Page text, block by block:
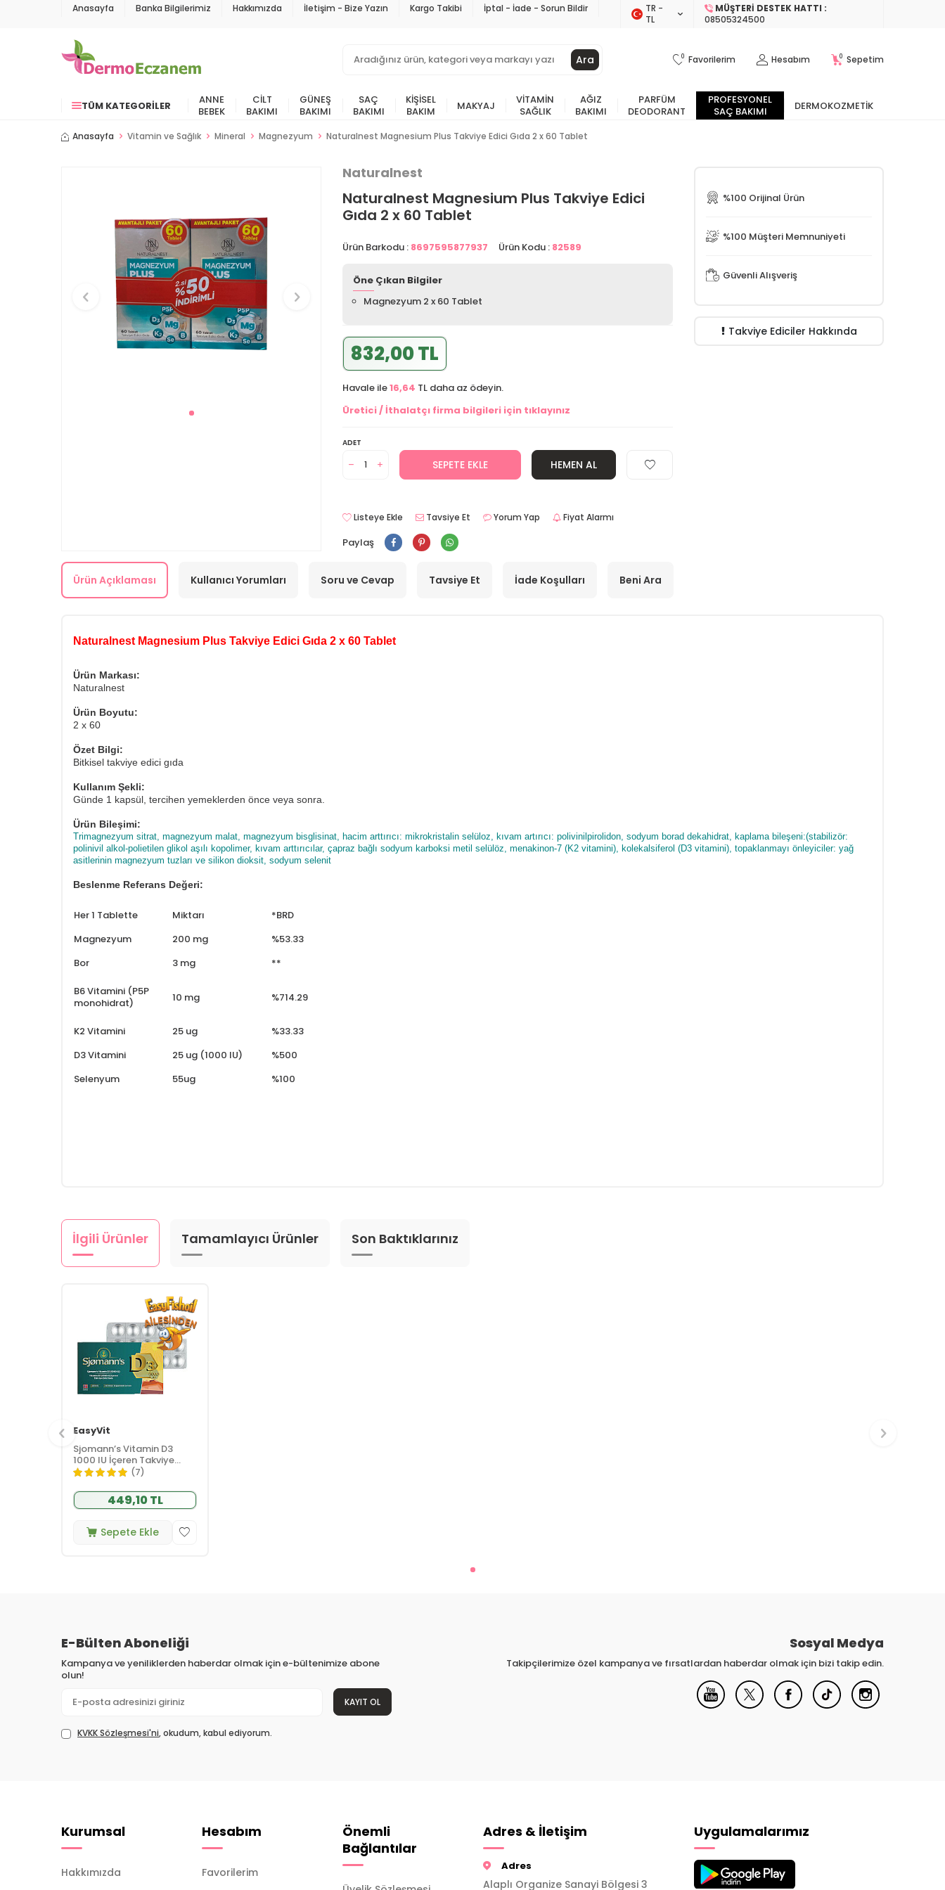
Anasayfa Banka Bilgilerimiz Hakkımızda İletişim - Bize Yazın Kargo Takibi İptal - İade - Sorun Bildir
TR −
TL
MÜŞTERI DESTEK HATTI :
08505324500
Ara 0 Favorilerim Hesabım 0 Sepetim
TÜM KATEGORILER
ANNE
BEBEK
CILT
BAKIMI
GÜNEŞ
BAKIMI
SAÇ
BAKIMI
KIŞISEL
BAKIM
MAKYAJ
VITAMIN
SAĞLIK
AĞIZ
BAKIMI
PARFÜM
DEODORANT
PROFESYONEL
SAÇ BAKIMI
DERMOKOZMETIK
Anasayfa Vitamin ve Sağlık Mineral Magnezyum Naturalnest Magnesium Plus Takviye Edici Gıda 2 x 60 Tablet
Naturalnest
Naturalnest Magnesium Plus Takviye Edici
Gıda 2 x 60 Tablet
Ürün Barkodu : 8697595877937 Ürün Kodu : 82589
Öne Çıkan Bilgiler
Magnezyum 2 x 60 Tablet
832,00 TL
Havale ile16,64 TL daha az ödeyin.
Üretici / İthalatçı firma bilgileri için tıklayınız
ADET
SEPETE EKLE HEMEN AL
Listeye Ekle Tavsiye Et Yorum Yap Fiyat Alarmı
Paylaş
%100 Orijinal Ürün
%100 Müşteri Memnuniyeti
Güvenli Alışveriş
Takviye Ediciler Hakkında
Ürün Açıklaması Kullanıcı Yorumları Soru ve Cevap Tavsiye Et İade Koşulları Beni Ara
Naturalnest Magnesium Plus Takviye Edici Gıda 2 x 60 Tablet
Ürün Markası:
Naturalnest
Ürün Boyutu:
2 x 60
Özet Bilgi:
Bitkisel takviye edici gıda
Kullanım Şekli:
Günde 1 kapsül, tercihen yemeklerden önce veya sonra.
Ürün Bileşimi:
Trimagnezyum sitrat, magnezyum malat, magnezyum bisglisinat, hacim arttırıcı: mikrokristalin selüloz, kıvam artırıcı: polivinilpirolidon, sodyum borad dekahidrat, kaplama bileşeni:(stabilizör:
polinivil alkol-polietilen glikol aşılı kopolimer, kıvam arttırıcılar, çapraz bağlı sodyum karboksi metil selülöz, menakinon-7 (K2 vitamini), kolekalsiferol (D3 vitamini), topaklanmayı önleyiciler: yağ
asitlerinin magnezyum tuzları ve silikon dioksit, sodyum selenit
Beslenme Referans Değeri:
Her 1 Tablette Miktarı
*BRD
Magnezyum
200 mg
%53.33
Bor
3 mg **
B6 Vitamini (P5P
monohidrat)
10 mg %714.29
K2 Vitamini 25 ug
%33.33
D3 Vitamini
25 ug (1000 IU)
%500
Selenyum
55ug %100
İlgili Ürünler Tamamlayıcı Ürünler Son Baktıklarınız
EasyVit
Sjomann’s Vitamin D3
1000 IU İçeren Takviye
Edici Gıda 30 Adet
(7)
449,10 TL
Sepete Ekle
E-Bülten Aboneliği
Kampanya ve yeniliklerden haberdar olmak için e-bültenimize abone
olun!
KAYIT OL
KVKK Sözleşmesi'ni, okudum, kabul ediyorum.
Sosyal Medya
Takipçilerimize özel kampanya ve fırsatlardan haberdar olmak için bizi takip edin.
Kurumsal
Hakkımızda
Hesabım
Favorilerim
Önemli
Bağlantılar
Adres & İletişim
Adres
Alaplı Organize Sanayi Bölgesi 3
Uygulamalarımız